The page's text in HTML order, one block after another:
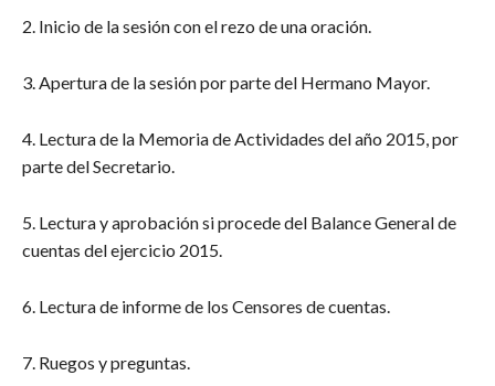
2. Inicio de la sesión con el rezo de una oración.
3. Apertura de la sesión por parte del Hermano Mayor.
4. Lectura de la Memoria de Actividades del año 2015, por
parte del Secretario.
5. Lectura y aprobación si procede del Balance General de
cuentas del ejercicio 2015.
6. Lectura de informe de los Censores de cuentas.
7. Ruegos y preguntas.